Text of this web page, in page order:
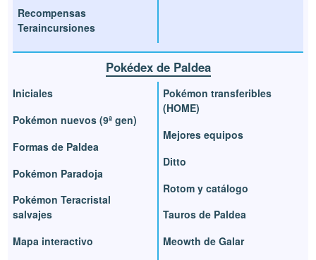
Recompensas
Teraincursiones
Pokédex de Paldea
Iniciales
Pokémon nuevos (9ª gen)
Formas de Paldea
Pokémon Paradoja
Pokémon Teracristal
salvajes
Mapa interactivo
Pokémon transferibles
(HOME)
Mejores equipos
Ditto
Rotom y catálogo
Tauros de Paldea
Meowth de Galar